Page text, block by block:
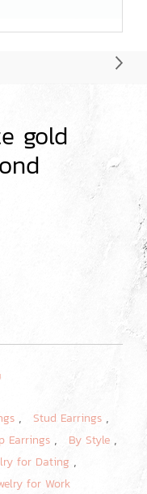
gold
, Stud Earrings ,
Earrings , By Style ,
for Dating ,
for Work